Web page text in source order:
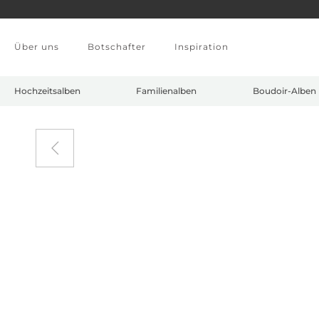
Über uns Botschafter Inspiration
Hochzeitsalben Familienalben Boudoir-Alben